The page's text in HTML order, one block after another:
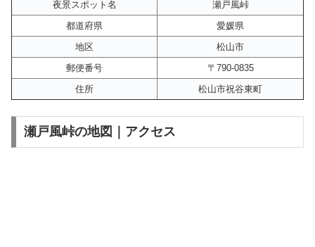
夜景スポット名
瀬戸風峠
都道府県
愛媛県
地区
松山市
郵便番号
〒790-0835
住所
松山市祝谷東町
瀬戸風峠の地図｜アクセス